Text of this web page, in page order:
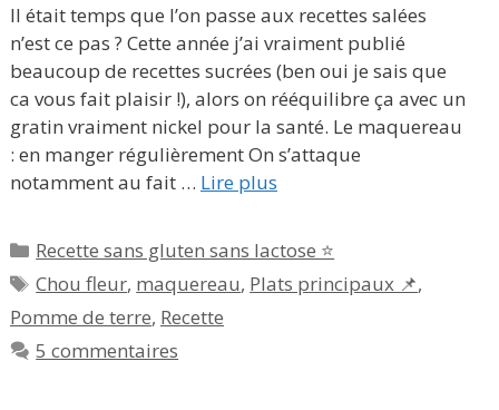
Il était temps que l’on passe aux recettes salées
n’est ce pas ? Cette année j’ai vraiment publié
beaucoup de recettes sucrées (ben oui je sais que
ca vous fait plaisir !), alors on rééquilibre ça avec un
gratin vraiment nickel pour la santé. Le maquereau
: en manger régulièrement On s’attaque
notamment au fait … Lire plus
Catégories
Recette sans gluten sans lactose ⭐
Étiquettes
Chou fleur, maquereau, Plats principaux 📌,
Pomme de terre, Recette
5 commentaires